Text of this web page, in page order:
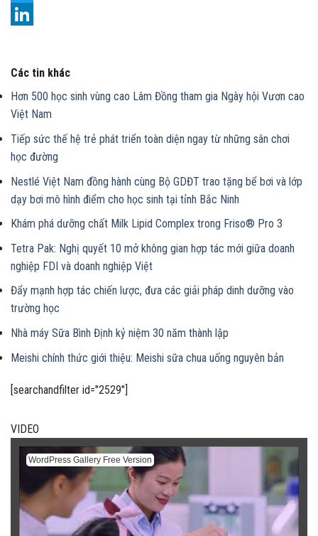
Twitter
Các tin khác
Hơn 500 học sinh vùng cao Lâm Đồng tham gia Ngày hội Vươn cao
Việt Nam
Tiếp sức thế hệ trẻ phát triển toàn diện ngay từ những sân chơi
học đường
Nestlé Việt Nam đồng hành cùng Bộ GDĐT trao tặng bể bơi và lớp
dạy bơi mô hình điểm cho học sinh tại tỉnh Bắc Ninh
Khám phá dưỡng chất Milk Lipid Complex trong Friso® Pro 3
Tetra Pak: Nghị quyết 10 mở không gian hợp tác mới giữa doanh
nghiệp FDI và doanh nghiệp Việt
Đẩy mạnh hợp tác chiến lược, đưa các giải pháp dinh dưỡng vào
trường học
Nhà máy Sữa Bình Định kỷ niệm 30 năm thành lập
Meishi chính thức giới thiệu: Meishi sữa chua uống nguyên bản
[searchandfilter id="2529"]
VIDEO
WordPress Gallery Free Version